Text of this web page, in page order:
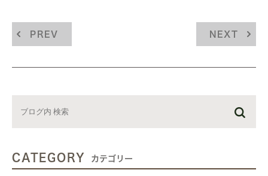
PREV NEXT
CATEGORY カテゴリー